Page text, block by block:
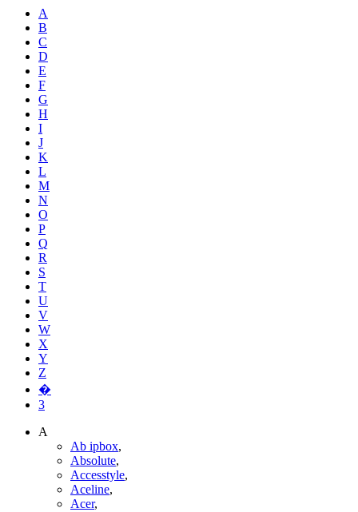
A
B
C
D
E
F
G
H
I
J
K
L
M
N
O
P
Q
R
S
T
U
V
W
X
Y
Z
�
3
A
Ab ipbox,
Absolute,
Accesstyle,
Aceline,
Acer,